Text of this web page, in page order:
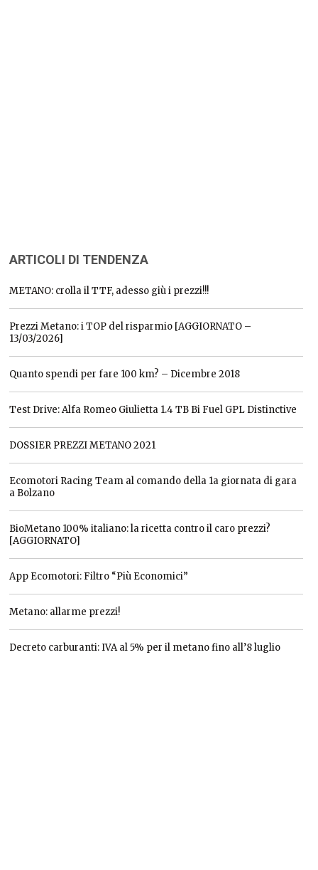
ARTICOLI DI TENDENZA
METANO: crolla il TTF, adesso giù i prezzi!!!
Prezzi Metano: i TOP del risparmio [AGGIORNATO –
13/03/2026]
Quanto spendi per fare 100 km? – Dicembre 2018
Test Drive: Alfa Romeo Giulietta 1.4 TB Bi Fuel GPL Distinctive
DOSSIER PREZZI METANO 2021
Ecomotori Racing Team al comando della 1a giornata di gara
a Bolzano
BioMetano 100% italiano: la ricetta contro il caro prezzi?
[AGGIORNATO]
App Ecomotori: Filtro “Più Economici”
Metano: allarme prezzi!
Decreto carburanti: IVA al 5% per il metano fino all’8 luglio